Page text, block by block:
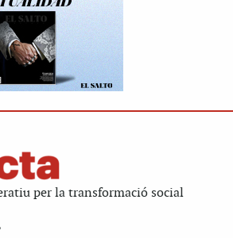
per la transformació social